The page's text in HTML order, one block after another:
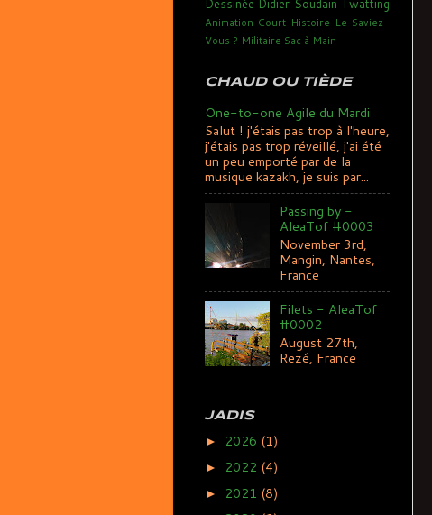
Dessinée Didier Soudain Twatting
Animation Court Histoire Le Saviez-
Vous ? Militaire Sac à Main
CHAUD OU TIÈDE
One-to-one Agile du Mardi
Salut ! j'étais pas trop à l'heure,
j'étais pas trop réveillé, j'ai été
un peu emporté par de la
musique kazakh, je suis par...
Passing by -
AleaTof #0003
November 3rd,
Mangin, Nantes,
France
Filets - AleaTof
#0002
August 27th,
Rezé, France
JADIS
► 2026 (1)
► 2022 (4)
► 2021 (8)